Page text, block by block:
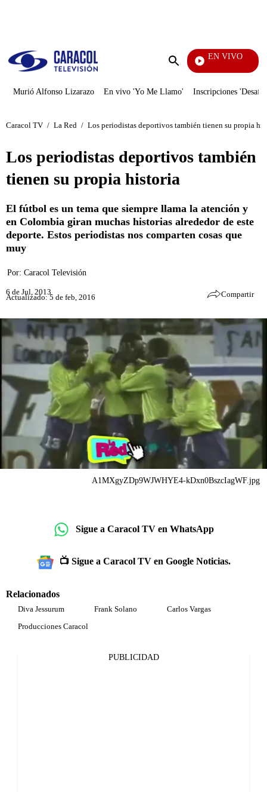
Enviar
EN VIVO
Murió Alfonso Lizarazo En vivo 'Yo Me Llamo' Inscripciones
Caracol TV / La Red / Los periodistas deportivos también tienen su propia
Los periodistas deportivos también
tienen su propia historia
El fútbol es un tema que siempre llama la atención y
en Colombia giran muchas historias alrededor de este
deporte. Estos periodistas nos comparten cosas que
muy
Por: Caracol Televisión
6 de Jul, 2013
Actualizado: 5 de feb, 2016 Compartir
A1MXgyZDp9WJWHYE4-kDxn0BszcIagWF.jpg
Sigue a Caracol TV en WhatsApp
📺 Sigue a Caracol TV en Google Noticias.
Relacionados
Diva Jessurum Frank Solano
Carlos Vargas
Producciones Caracol
PUBLICIDAD